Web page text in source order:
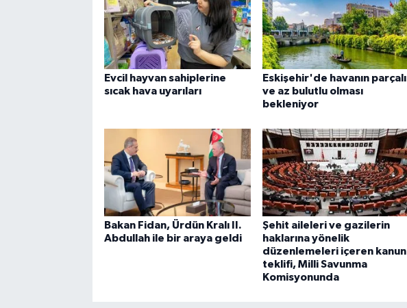
Evcil hayvan sahiplerine
sıcak hava uyarıları
Eskişehir'de havanın parçalı
ve az bulutlu olması
bekleniyor
Bakan Fidan, Ürdün Kralı II.
Abdullah ile bir araya geldi
Şehit aileleri ve gazilerin
haklarına yönelik
düzenlemeleri içeren kanun
teklifi, Milli Savunma
Komisyonunda